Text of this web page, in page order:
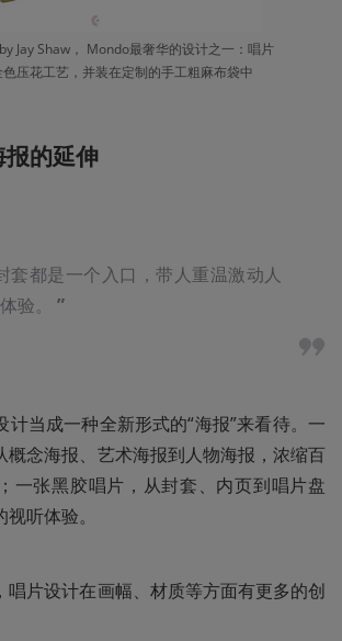
by Jay Shaw， Mondo最奢华的设计之一：唱片
压花工艺，并装在定制的手工粗麻布袋中
的延伸
套都是一个入口，带人重温激动人
验。 ”
计当成一种全新形式的“海报”来看待。一
概念海报、艺术海报到人物海报，浓缩百
一张黑胶唱片，从封套、内页到唱片盘
听体验。
唱片设计在画幅、材质等方面有更多的创